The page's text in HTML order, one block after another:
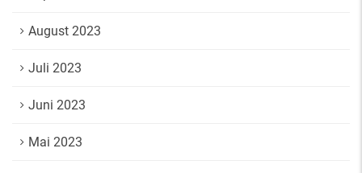
August 2023
Juli 2023
Juni 2023
Mai 2023